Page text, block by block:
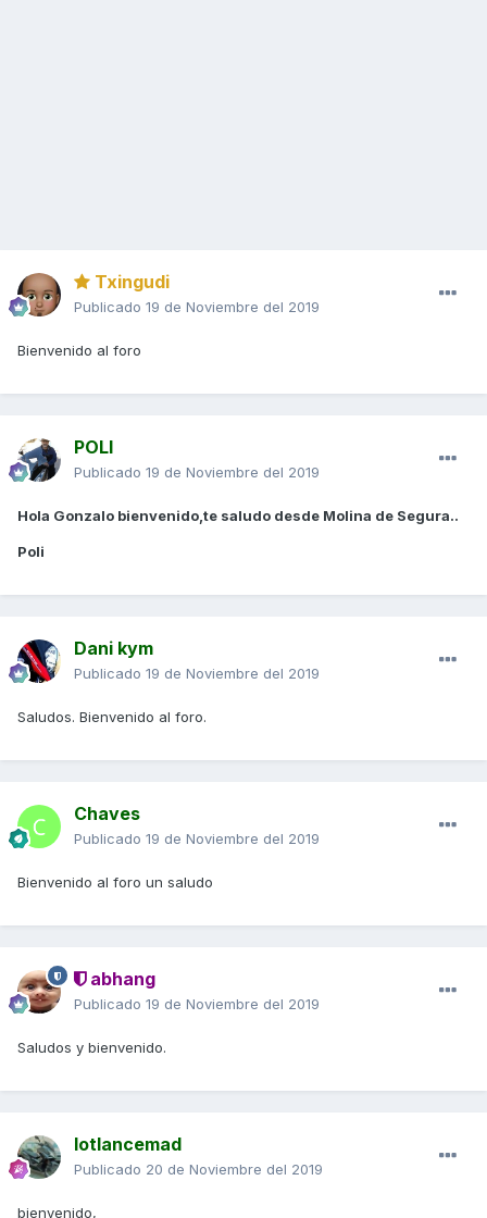
Txingudi
Publicado 19 de Noviembre del 2019
Bienvenido al foro
POLI
Publicado 19 de Noviembre del 2019
Hola Gonzalo bienvenido,te saludo desde Molina de Segura..
Poli
Dani kym
Publicado 19 de Noviembre del 2019
Saludos. Bienvenido al foro.
Chaves
Publicado 19 de Noviembre del 2019
Bienvenido al foro un saludo
abhang
Publicado 19 de Noviembre del 2019
Saludos y bienvenido.
lotlancemad
Publicado 20 de Noviembre del 2019
bienvenido,